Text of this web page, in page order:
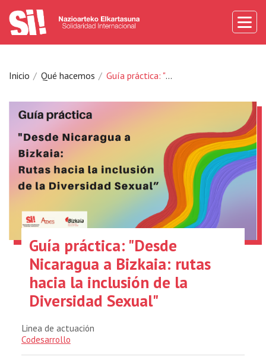
Inicio Qué hacemos Guía práctica: "Desde Nicaragua a Bizkaia: rutas hacia la inclusión de la Diversidad Sexual"
Guía práctica: "Desde
Nicaragua a Bizkaia: rutas
hacia la inclusión de la
Diversidad Sexual"
Linea de actuación
Codesarrollo